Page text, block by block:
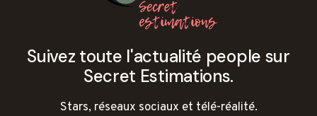
Suivez toute l'actualité people sur
Secret Estimations.
Stars, réseaux sociaux et télé-réalité.